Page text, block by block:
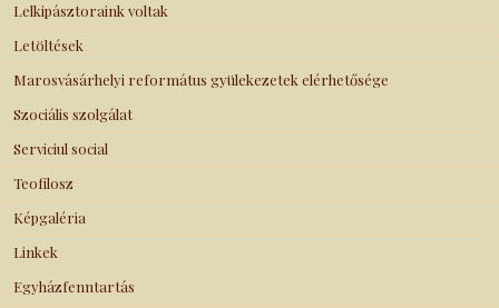
Lelkipásztoraink voltak
Letöltések
Marosvásárhelyi református gyülekezetek elérhetősége
Szociális szolgálat
Serviciul social
Teofilosz
Képgaléria
Linkek
Egyházfenntartás